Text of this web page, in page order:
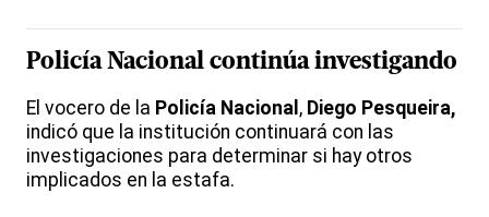
Policía Nacional continúa investigando
El vocero de la Policía Nacional , Diego Pesqueira,
indicó que la institución continuará con las
investigaciones para determinar si hay otros
implicados en la estafa.